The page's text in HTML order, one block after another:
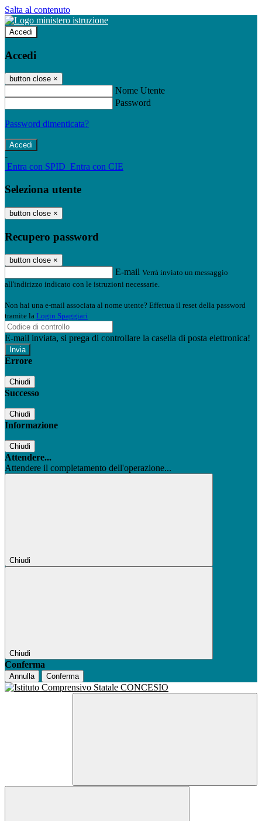
Salta al contenuto
Accedi
Accedi
button close ×
Nome Utente
Password
Password dimenticata?
-
Entra con SPID Entra con CIE
Seleziona utente
button close ×
Recupero password
button close ×
E-mail Verrà inviato un messaggio
all'indirizzo indicato con le istruzioni necessarie.
Non hai una e-mail associata al nome utente? Effettua il reset della password
tramite la Login Spaggiari
E-mail inviata, si prega di controllare la casella di posta elettronica!
Errore
Chiudi
Successo
Chiudi
Informazione
Chiudi
Attendere...
Attendere il completamento dell'operazione...
Chiudi
Chiudi
Conferma
Annulla Conferma